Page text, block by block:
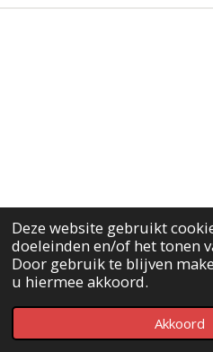
Deze website gebruikt
doeleinden en/of het tonen
Door gebruik te blijven
u hiermee akkoord.
Akkoord